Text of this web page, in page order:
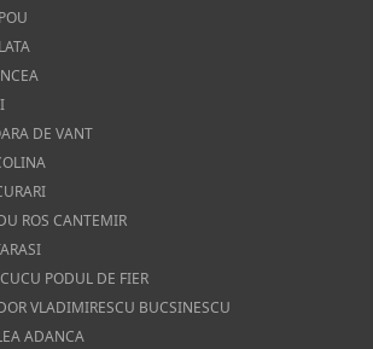
DE VANT
ROS CANTEMIR
PODUL DE FIER
VLADIMIRESCU BUCSINESCU
ADANCA